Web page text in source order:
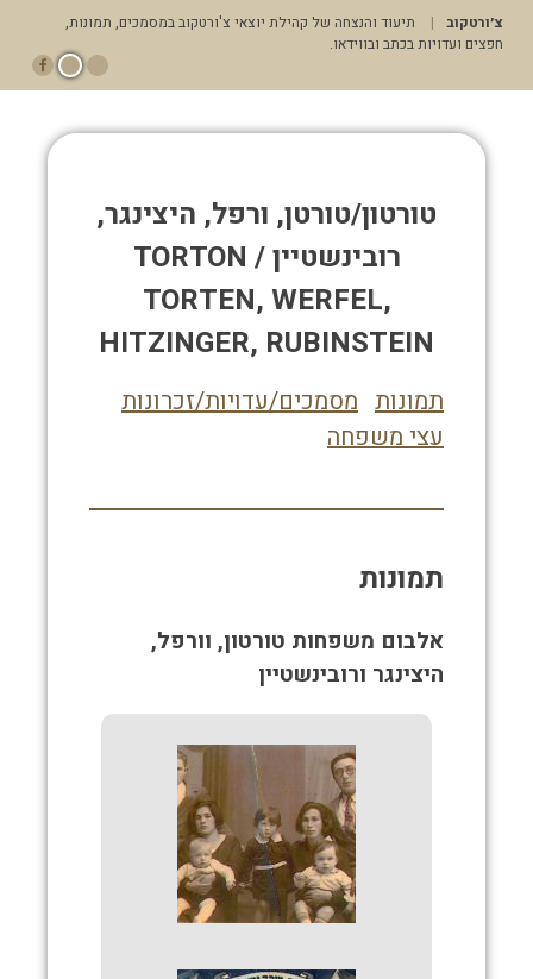
לתוכן
צ׳ורטקוב
תיעוד והנצחה של קהילת יוצאי צ'ורטקוב במסמכים, תמונות,
חפצים ועדויות בכתב ובווידאו.
טורטון/טורטן, ורפל, היצינגר,
רובינשטיין TORTON /
TORTEN, WERFEL,
HITZINGER, RUBINSTEIN
תמונות מסמכים/עדויות/זכרונות
עצי משפחה
תמונות
אלבום משפחות טורטון, וורפל,
היצינגר ורובינשטיין